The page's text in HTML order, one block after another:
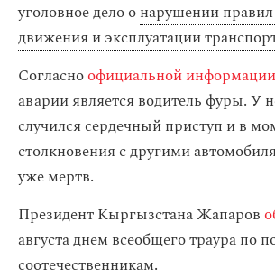
уголовное дело онарушении
движения и эксплуатации
Согласноофициальной информации
аварии является водитель фуры. У
случился сердечный приступ и в
столкновения с другими
уже мертв.
Президент Кыргызстана Жапаров
августа днем всеобщего траура по
соотечественникам.